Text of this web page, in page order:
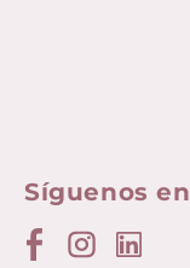
Síguenos en